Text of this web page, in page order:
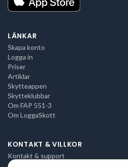
LÄNKAR
Skapa konto
Logga in
Priser
Artiklar
Skytteappen
Skytteklubbar
Om FAP 551-3
Om LoggaSkott
KONTAKT & VILLKOR
Kontakt & support
Integritetspolicy